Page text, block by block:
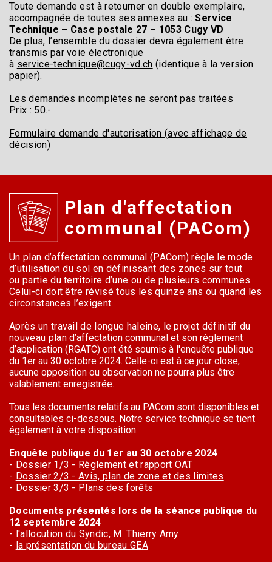
Toute demande est à retourner en double exemplaire,
accompagnée de toutes ses annexes au : Service
Technique – Case postale 27 – 1053 Cugy VD
De plus, l’ensemble du dossier devra également être
transmis par voie électronique
à service-technique@cugy-vd.ch (identique à la version
papier).
Les demandes incomplètes ne seront pas traitées
Prix : 50.-
Formulaire demande d'autorisation (avec affichage de
décision)
Plan d'affectation
communal (PACom)
Un plan d’affectation communal (PACom) règle le mode
d’utilisation du sol en définissant des zones sur tout
ou partie du territoire d’une ou de plusieurs communes.
Celui-ci doit être révisé tous les quinze ans ou quand les
circonstances l’exigent.
Après un travail de longue haleine, le projet définitif du
nouveau pland’affectation communal et son règlement
d’application (RGATC) ont été soumis à l'enquête publique
du 1er au 30 octobre 2024. Celle-ci est à ce jour close,
aucune opposition ou observation ne pourra plus être
valablement enregistrée.
Tous les documents relatifs au PACom sont disponibles et
consultables ci-dessous. Notre service technique se tient
également à votre disposition.
Enquête publique du 1er au 30 octobre 2024
- Dossier 1/3 - Règlement et rapport OAT
- Dossier 2/3 - Avis, plan de zone et des limites
- Dossier 3/3 - Plans des forêts
Documents présentés lors de la séance publique du
12 septembre 2024
- l'allocution du Syndic, M. Thierry Amy
- la présentation du bureau GEA